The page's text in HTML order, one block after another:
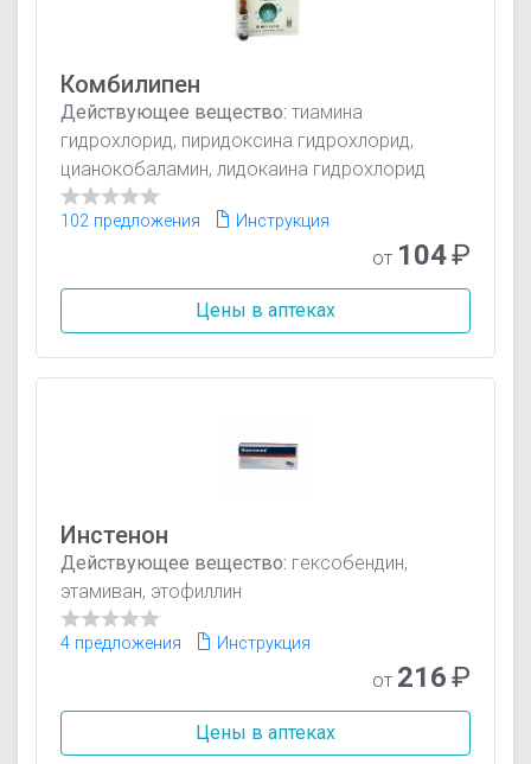
Комбилипен
Действующее вещество: тиамина
гидрохлорид, пиридоксина гидрохлорид,
цианокобаламин, лидокаина гидрохлорид
102 предложения Инструкция
от 104₽
Цены в аптеках
Инстенон
Действующее вещество: гексобендин,
этамиван, этофиллин
4 предложения Инструкция
от 216₽
Цены в аптеках